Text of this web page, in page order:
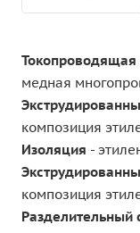
медная
композиция
Изоляция -
композиция
Разделительный